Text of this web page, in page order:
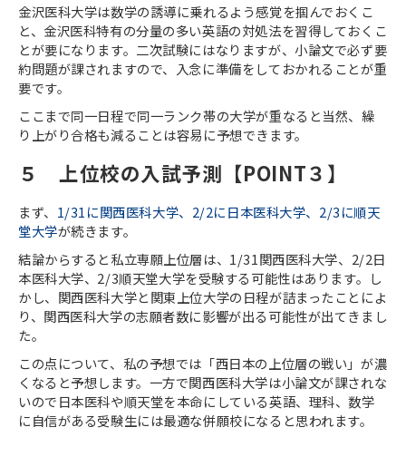
金沢医科大学は数学の誘導に乗れるよう感覚を掴んでおくこ
と、金沢医科特有の分量の多い英語の対処法を習得しておくこ
とが要になります。二次試験にはなりますが、小論文で必ず要
約問題が課されますので、入念に準備をしておかれることが重
要です。
ここまで同一日程で同一ランク帯の大学が重なると当然、繰
り上がり合格も減ることは容易に予想できます。
５ 上位校の入試予測【POINT３】
まず、 1/31に関西医科大学、 2/2に日本医科大学、 2/3に順天
堂大学が続きます。
結論からすると私立専願上位層は、 1/31関西医科大学、 2/2日
本医科大学、 2/3順天堂大学を受験する可能性はあります。し
かし、関西医科大学と関東上位大学の日程が詰まったことによ
り、関西医科大学の志願者数に影響が出る可能性が出てきまし
た。
この点について、私の予想では「西日本の上位層の戦い」が濃
くなると予想します。一方で関西医科大学は小論文が課されな
いので日本医科や順天堂を本命にしている英語、理科、数学
に自信がある受験生には最適な併願校になると思われます。